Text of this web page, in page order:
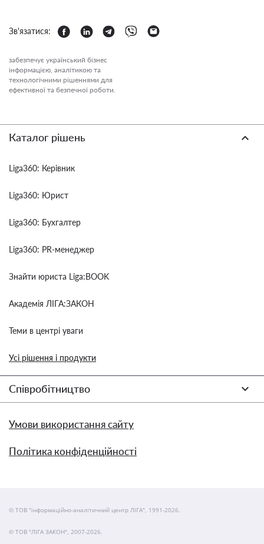
Зв'язатися:
забезпечує український бізнес
інформацією, аналітикою та
технологічними рішеннями для
ефективної та безпечної роботи.
Каталог рішень
Liga360: Керівник
Liga360: Юрист
Liga360: Бухгалтер
Liga360: PR-менеджер
Знайти юриста Liga:BOOK
Академія ЛІГА:ЗАКОН
Теми в центрі уваги
Усі рішення і продукти
Співробітництво
Умови використання сайту
Політика конфіденційності
© ТОВ "інформаційно-аналітичний центр ЛІГА", 1991-2026.
© ТОВ "ЛІГА ЗАКОН", 2007-2026.